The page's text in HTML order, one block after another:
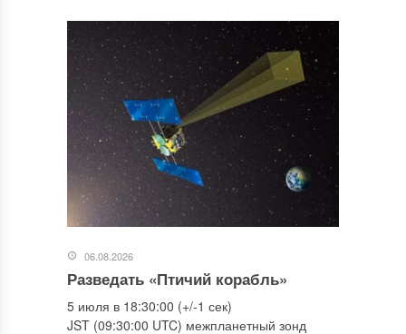
06.08.2026
Разведать «Птичий корабль»
5 июля в 18:30:00 (+/-1 сек)
JST (09:30:00 UTC) межпланетный зонд